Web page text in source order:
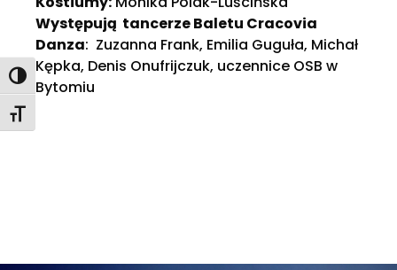
Toggle High Contrast
Toggle Font size
Występują tancerze Baletu Cracovia
Danza: Zuzanna Frank, Emilia Guguła, Michał
Kępka, Denis Onufrijczuk, uczennice OSB w
Bytomiu